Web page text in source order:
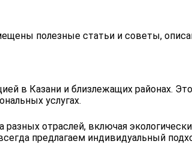
полезные статьи и советы,
в Казани и близлежащих районах.
услугах.
отраслей, включая
предлагаем индивидуальный